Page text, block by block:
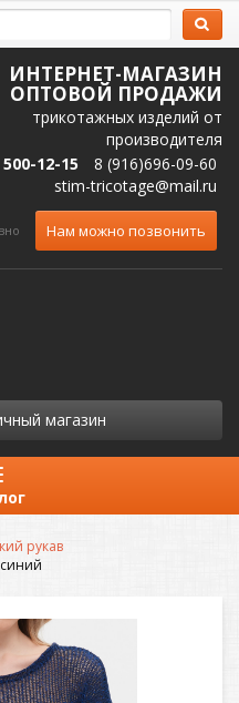
ИНТЕРНЕТ-МАГАЗИН
ОПТОВОЙ ПРОДАЖИ
трикотажных изделий от
производителя
500-12-15
8 (916)696-09-60
stim-tricotage@mail.ru
Нам можно позвонить
магазин
рукав